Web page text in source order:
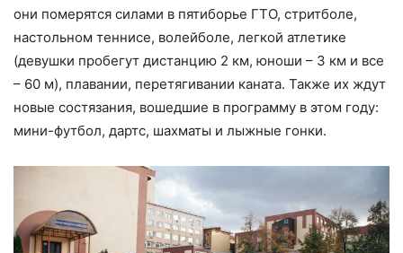
они померятся силами в пятиборье ГТО, стритболе,
настольном теннисе, волейболе, легкой атлетике
(девушки пробегут дистанцию 2 км, юноши – 3 км и все
– 60 м), плавании, перетягивании каната. Также их ждут
новые состязания, вошедшие в программу в этом году:
мини-футбол, дартс, шахматы и лыжные гонки.